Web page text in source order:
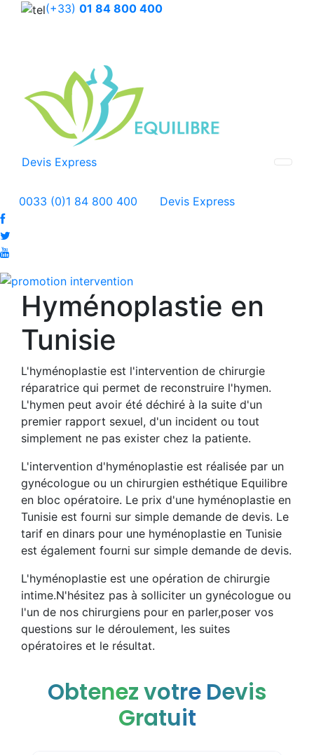
(+33) 01 84 800 400
Devis Express
0033 (0)1 84 800 400 Devis Express
Hyménoplastie en
Tunisie
L'hyménoplastie est l'intervention de chirurgie
réparatrice qui permet de reconstruire l'hymen.
L'hymen peut avoir été déchiré à la suite d'un
premier rapport sexuel, d'un incident ou tout
simplement ne pas exister chez la patiente.
L'intervention d'hyménoplastie est réalisée par un
gynécologue ou un chirurgien esthétique Equilibre
en bloc opératoire. Le prix d'une hyménoplastie en
Tunisie est fourni sur simple demande de devis. Le
tarif en dinars pour une hyménoplastie en Tunisie
est également fourni sur simple demande de devis.
L'hyménoplastie est une opération de chirurgie
intime.N'hésitez pas à solliciter un gynécologue ou
l'un de nos chirurgiens pour en parler,poser vos
questions sur le déroulement, les suites
opératoires et le résultat.
Obtenez votre Devis
Gratuit